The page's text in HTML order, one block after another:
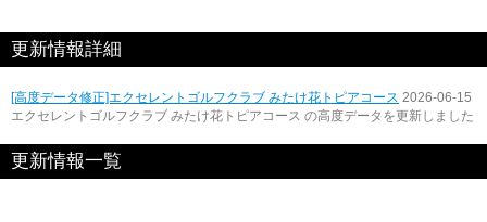
更新情報詳細
[高度データ修正]エクセレントゴルフクラブ みたけ花トピアコース 2026-06-15
エクセレントゴルフクラブ みたけ花トピアコース の高度データを更新しました
更新情報一覧